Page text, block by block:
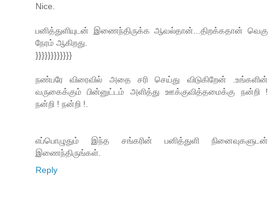
Nice.
பனித்துளியுடன் இணைந்திருக்க ஆவல்தான்...திறக்கதான் வெகு
நேரம் ஆகிறது.
}}}}}}}}}}}}
நண்பரே விரைவில் அதை சரி செய்து விடுகிறேன் .உங்களின்
வருகைக்கும் பின்னுட்டம் அளித்து ஊக்குவித்தமைக்கு நன்றி !
நன்றி ! நன்றி !.
எப்பொழுதும் இந்த சங்கரின் பனித்துளி நினைவுகளுடன்
இணைந்திருங்கள்.
Reply